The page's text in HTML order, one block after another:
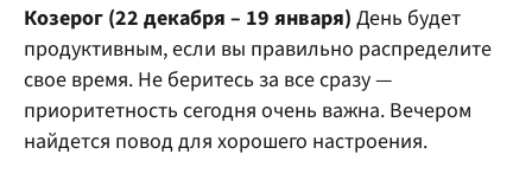
Козерог (22 декабря – 19 января) День будет
продуктивным, если вы правильно распределите
свое время. Не беритесь за все сразу —
приоритетность сегодня очень важна. Вечером
найдется повод для хорошего настроения.